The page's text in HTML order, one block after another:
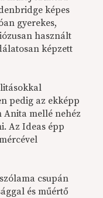
képes
gyerekes,
használt
képzett
pedig az ekképp
Anita mellé nehéz
Az Ideas épp
csupán
és műértő